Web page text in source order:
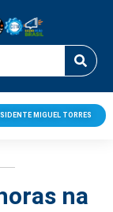
MIGUEL TORRES
na